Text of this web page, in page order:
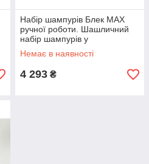
Набір шампурів Блек MAX
ручної роботи. Шашличний
набір шампурів у
дерев'яному кейсі.
Немає в наявності
4 293 ₴